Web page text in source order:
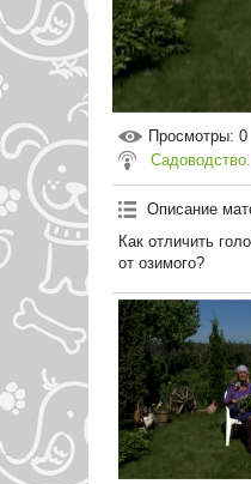
Просмотры: 0
Описание
Как отличить
от озимого?